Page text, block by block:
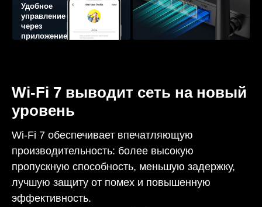
Удобное
управление
через
приложение
Wi-Fi 7 выводит сеть на новый
уровень
Wi-Fi 7 обеспечивает впечатляющую
производительность: более высокую
пропускную способность, меньшую задержку,
лучшую защиту от помех и повышенную
эффективность.